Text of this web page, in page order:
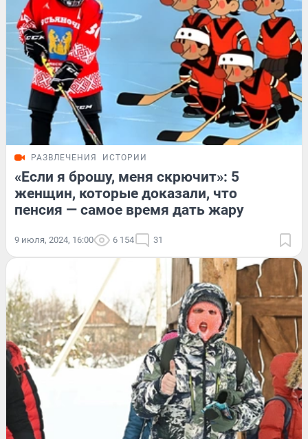
РАЗВЛЕЧЕНИЯ ИСТОРИИ
«Если я брошу, меня скрючит»: 5
женщин, которые доказали, что
пенсия — самое время дать жару
9 июля, 2024, 16:00 6 154 31